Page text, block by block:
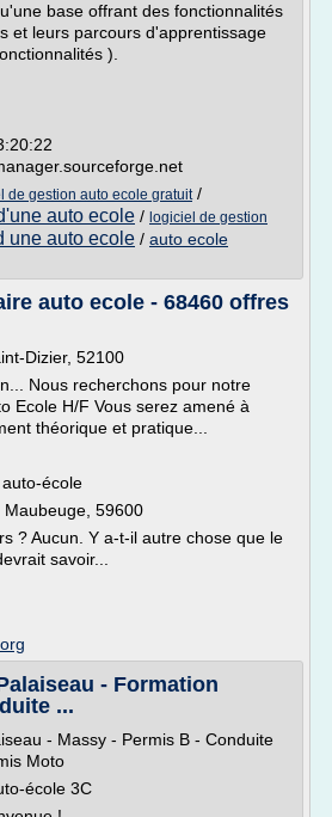
base offrant des fonctionnalités
et leurs parcours d'apprentissage
).
de gestion auto ecole gratuit/
auto ecole / logiciel de gestion
une auto ecole / auto ecole
auto ecole - 68460 offres
Dizier, 52100
Nous recherchons pour notre
Ecole H/F Vous serez amené à
théorique et pratique...
école
59600
? Aucun. Y a-t-il autre chose que le
savoir...
- Formation
...
- Massy - Permis B - Conduite
Moto
école 3C